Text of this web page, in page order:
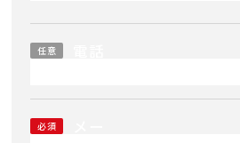
任意
必須